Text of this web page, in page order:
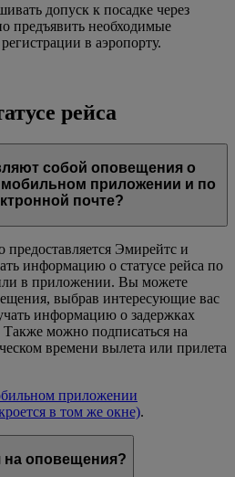
допуск к посадке через
предъявить необходимые
в аэропорту.
рейса
собой оповещения о
мобильном приложении и по
почте?
предоставляется Эмирейтс и
информацию о статусе рейса по
в приложении. Вы можете
выбрав интересующие вас
информацию о задержках
можно подписаться на
времени вылета или прилета
приложении
в том же окне).
на оповещения?